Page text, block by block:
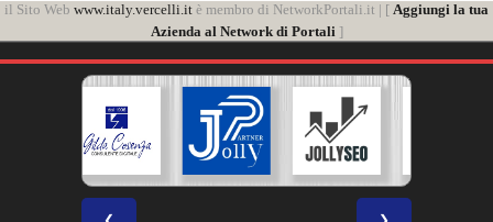
il Sito Web www.italy.vercelli.it è membro di NetworkPortali.it | [ Aggiungi la tua
Azienda al Network di Portali]